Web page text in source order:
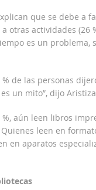
que se debe a
actividades (26
es un problema,
de las personas
un mito”, dijo
aún leen libros
leen en
en aparatos